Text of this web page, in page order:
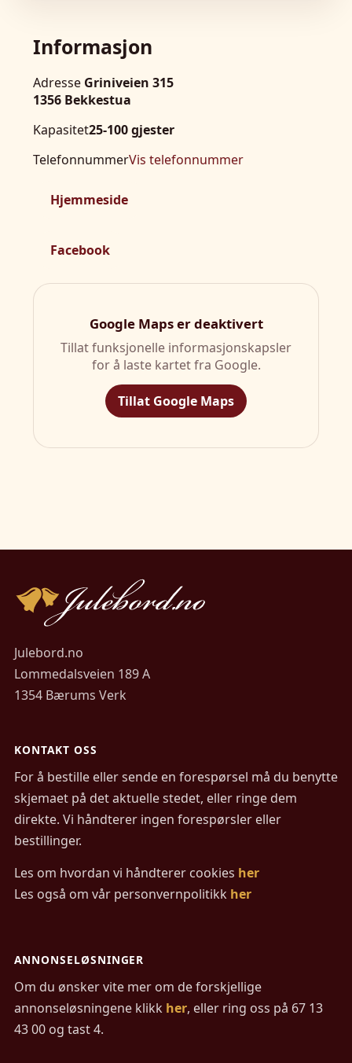
Informasjon
Adresse Griniveien 315
1356 Bekkestua
Kapasitet25-100 gjester
TelefonnummerVis telefonnummer
Hjemmeside
Facebook
Google Maps er deaktivert
Tillat funksjonelle informasjonskapsler
for å laste kartet fra Google.
Tillat Google Maps
Julebord.no
Lommedalsveien 189 A
1354 Bærums Verk
KONTAKT OSS
For å bestille eller sende en forespørsel må du benytte
skjemaet på det aktuelle stedet, eller ringe dem
direkte. Vi håndterer ingen forespørsler eller
bestillinger.
Les om hvordan vi håndterer cookies her
Les også om vår personvernpolitikk her
ANNONSELØSNINGER
Om du ønsker vite mer om de forskjellige
annonseløsningene klikk her, eller ring oss på 67 13
43 00 og tast 4.